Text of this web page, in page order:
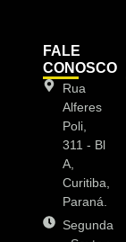
FALE
CONOSCO
Rua
Alferes
Poli,
311 - Bl
A,
Curitiba,
Paraná.
Segunda